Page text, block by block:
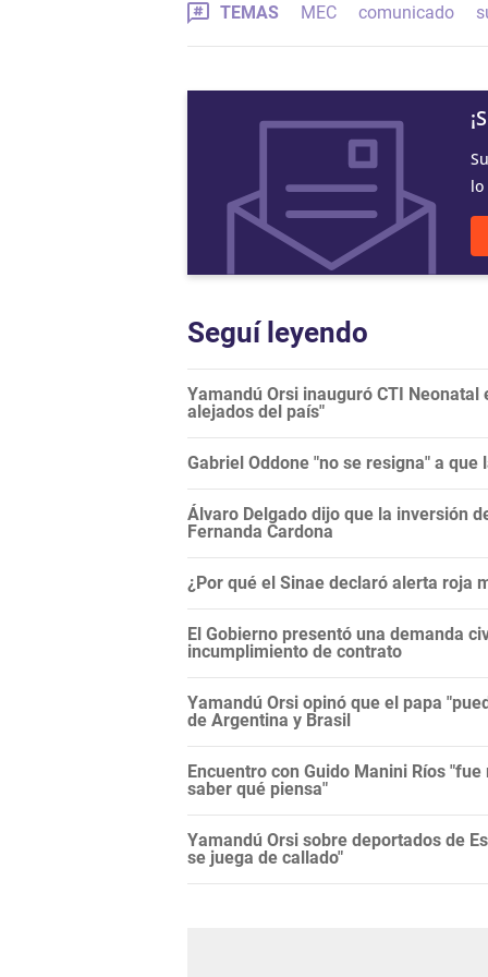
TEMAS MEC comunicado
Seguí leyendo
Yamandú Orsi inauguró CTI
alejados del país"
Gabriel Oddone "no se resigna" a
Álvaro Delgado dijo que la inversión
Fernanda Cardona
¿Por qué el Sinae declaró alerta roja
El Gobierno presentó una demanda
incumplimiento de contrato
Yamandú Orsi opinó que el papa
de Argentina y Brasil
Encuentro con Guido Manini Ríos
saber qué piensa"
Yamandú Orsi sobre deportados de
se juega de callado"